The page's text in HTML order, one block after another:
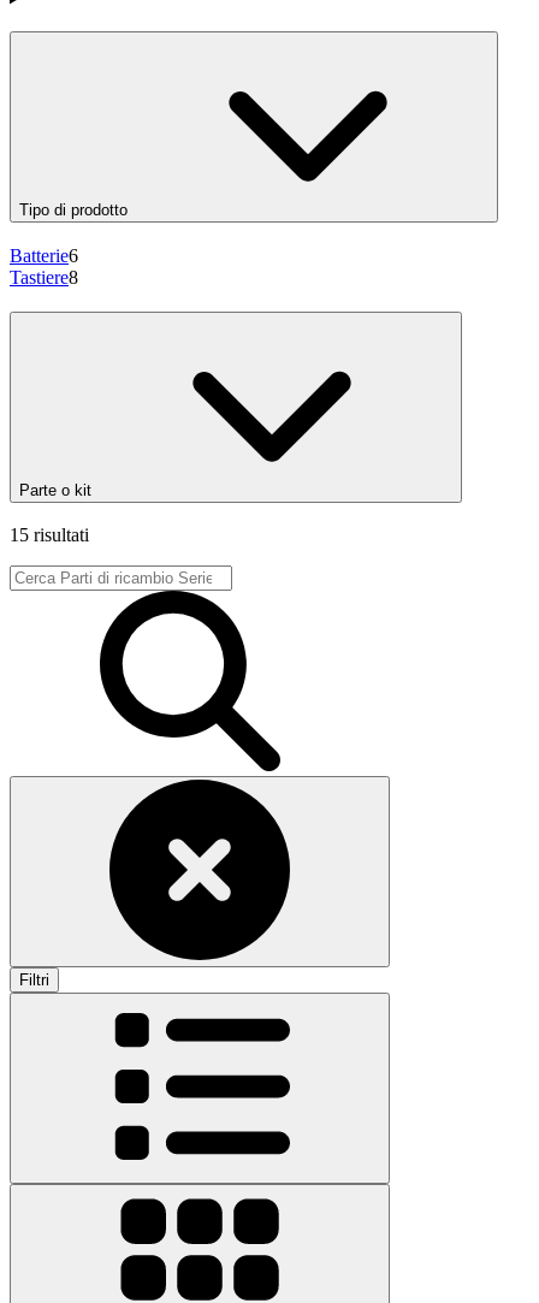
Tipo di prodotto
Batterie6
Tastiere8
Parte o kit
15 risultati
Filtri